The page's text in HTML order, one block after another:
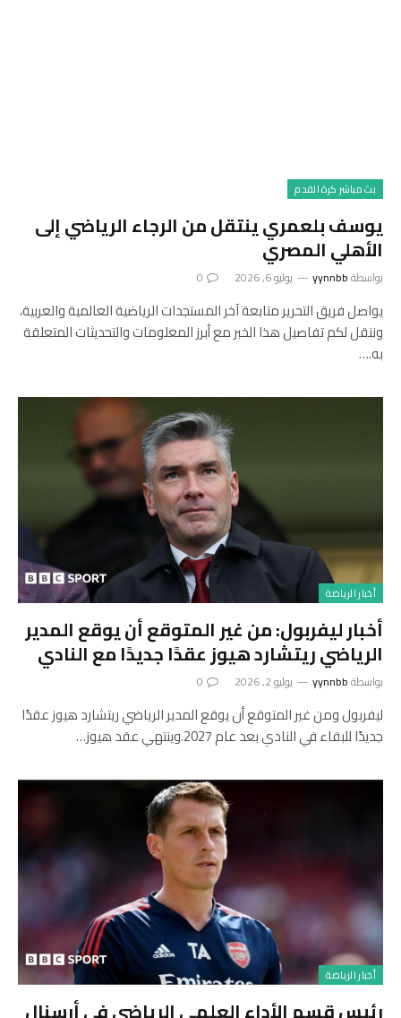
بث مباشر كرة القدم
يوسف بلعمري ينتقل من الرجاء الرياضي إلى
الأهلي المصري
بواسطةyynnbb يوليو 6, 2026 0
يواصل فريق التحرير متابعة آخر المستجدات الرياضية العالمية والعربية،
وننقل لكم تفاصيل هذا الخبر مع أبرز المعلومات والتحديثات المتعلقة
به.…
أخبار الرياضة
أخبار ليفربول: من غير المتوقع أن يوقع المدير
الرياضي ريتشارد هيوز عقدًا جديدًا مع النادي
بواسطةyynnbb يوليو 2, 2026 0
ليفربول ومن غير المتوقع أن يوقع المدير الرياضي ريتشارد هيوز عقدًا
جديدًا للبقاء في النادي بعد عام 2027.وينتهي عقد هيوز…
أخبار الرياضة
رئيس قسم الأداء العلمي الرياضي في أرسنال